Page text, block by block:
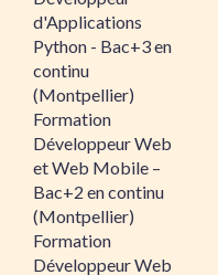
d'Applications
Python - Bac+3 en
continu
(Montpellier)
Formation
Développeur Web
et Web Mobile –
Bac+2 en continu
(Montpellier)
Formation
Développeur Web